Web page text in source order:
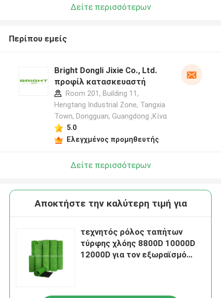
Δείτε περισσότερων
Περίπου εμείς
Bright Dongli Jixie Co., Ltd.
προφίλ κατασκευαστή
Room 201, Building 11,
Hengtang Industrial Zone, Tangxia
Town, Dongguan, Guangdong ,Κίνα
5.0
Ελεγχμένος προμηθευτής
Δείτε περισσότερων
Αποκτήστε την καλύτερη τιμή για
τεχνητός ρόλος ταπήτων
τύρφης χλόης 8800D 10000D
12000D για τον εξωραϊσμό